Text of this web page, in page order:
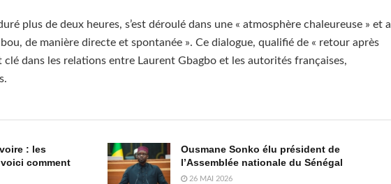
plus de deux heures, s’est déroulé dans une « atmosphère chaleureuse » et a
de manière directe et spontanée ». Ce dialogue, qualifié de « retour après
dans les relations entre Laurent Gbagbo et les autorités françaises,
: les
comment
Ousmane Sonko élu président de
l’Assemblée nationale du Sénégal
26 MAI 2026